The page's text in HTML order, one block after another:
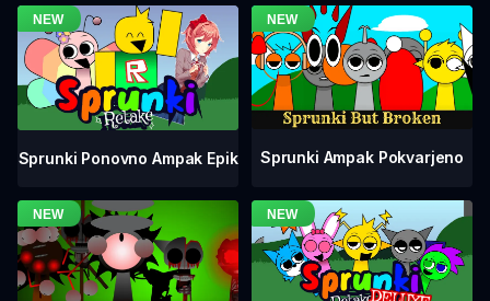
Sprunki Ponovno Ampak Epik Sprunki Ampak Pokvarjeno